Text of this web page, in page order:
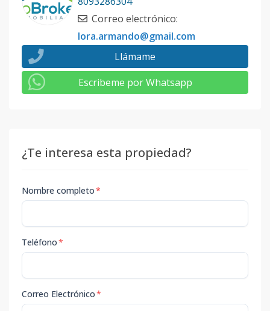
Correo electrónico:
lora.armando@gmail.com
Llámame
Escribeme por Whatsapp
¿Te interesa esta propiedad?
Nombre completo*
Teléfono*
Correo Electrónico*